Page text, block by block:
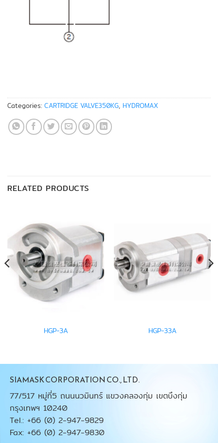
Categories: CARTRIDGE VALVE350KG, HYDROMAX
RELATED PRODUCTS
HGP-3A HGP-33A
SIAMASK CORPORATION CO., LTD.
77/517 หมู่ที่5 ถนนนวมินทร์ แขวงคลองกุ่ม เขตบึงกุ่ม
กรุงเทพฯ 10240
Tel.: +66 (0) 2-947-9829
Fax: +66 (0) 2-947-9830